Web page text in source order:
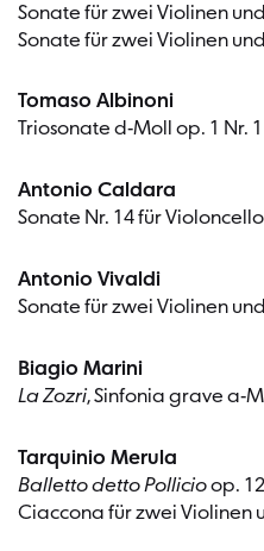
Sonate für zwei Violinen
Sonate für zwei Violinen und
Tomaso Albinoni
Triosonate d-Moll op. 1 Nr. 1
Antonio Caldara
Sonate Nr. 14 für
Antonio Vivaldi
Sonate für zwei Violinen
Biagio Marini
La Zozri, Sinfonia grave a-
Tarquinio Merula
Balletto detto Pollicioop.
Ciaccona für zwei Violinen